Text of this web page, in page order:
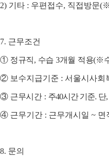
2) 기타 : 우편접수, 직접방문(※
7. 근무조건
① 정규직, 수습 3개월 적용(※
② 보수지급기준 : 서울시사회
③ 근무시간 : 주40시간 기준. 단,
④ 근무기간 : 근무개시일 ~ 면
8. 문의